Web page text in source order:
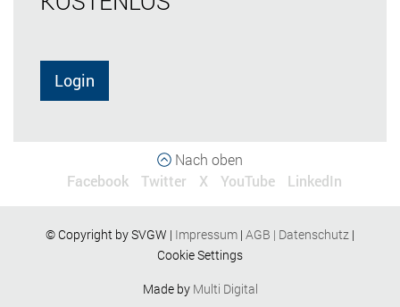
Login
Nach oben
Facebook
Twitter X YouTube LinkedIn
© Copyright by SVGW | Impressum | AGB | Datenschutz |
Cookie Settings
Made by Multi Digital